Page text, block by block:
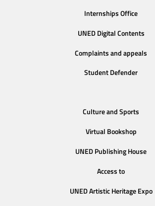
Internships Office
UNED Digital Contents
Complaints and appeals
Student Defender
Culture and Sports
Virtual Bookshop
UNED Publishing House
Access to
UNED Artistic Heritage Expo